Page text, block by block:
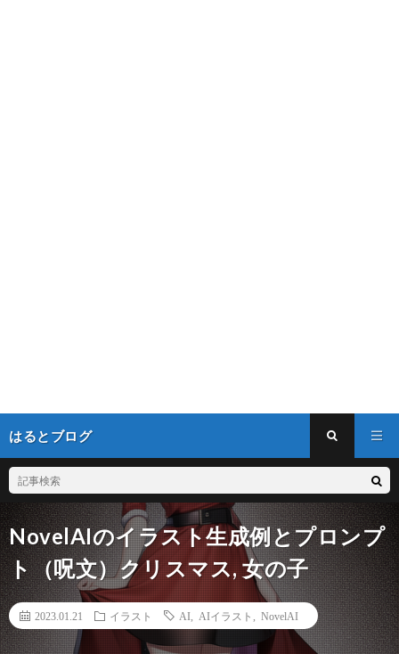
はるとブログ
NovelAIのイラスト生成例とプロンプ
ト（呪文）クリスマス, 女の子
2023.01.21 イラスト AI AIイラスト NovelAI